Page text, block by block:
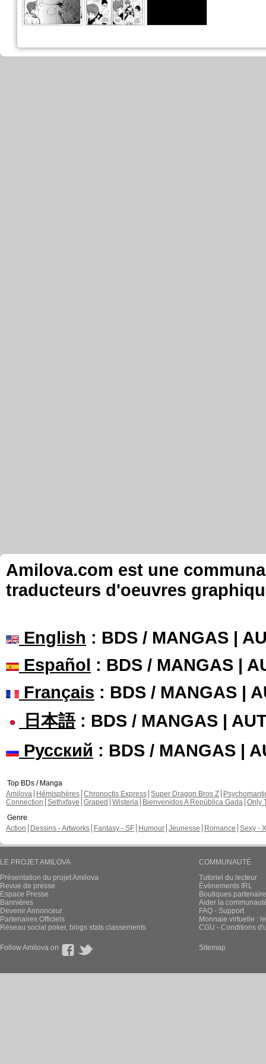
Amilova.com est une
traducteurs d'oeuvres
English : BDS / MANGAS |
Español : BDS / MANGAS |
Français : BDS / MANGAS |
日本語: BDS / MANGAS |
Русский : BDS / MANGAS |
Top BDs / Manga
Amilova
Hémisphères Chronoctis Express Super Dragon Bros Z
Connection Sethxfaye Graped Wisteria Bienvenidos A República Gada Only
Genre
Action
Dessins - Artworks Fantasy - SF Humour Jeunesse Romance Sexy -
LE PROJET AMILOVA
Présentation du projet Amilova
Revue de presse
Espace Presse
Bannières
Devenir Annonceur
Partenaires Officiels
Réseau social poker, blogs stats classements
COMMUNAUTÉ
Tutoriel du lecteur
Évènements IRL
Boutiques
Aider la
FAQ - Support
Monnaie virtuelle :
CGU - Conditions
Follow Amilova on Sitemap